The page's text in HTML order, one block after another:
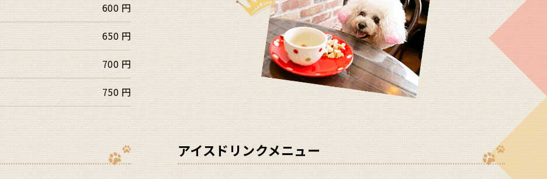
600 円
650 円
700 円
750 円
アイスドリンクメニュー